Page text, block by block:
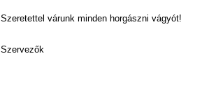
Szeretettel várunk minden horgászni vágyót!
Szervezők